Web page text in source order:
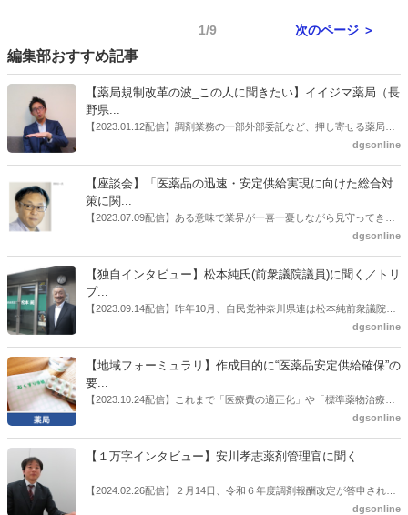
1/9 次のページ ＞
編集部おすすめ記事
【薬局規制改革の波_この人に聞きたい】イイジマ薬局（長
野県...
【2023.01.12配信】調剤業務の一部外部委託など、押し寄せる薬局業
界への規制改革の波。この規制改革の波を薬局業界はどう受け止めた
はないだろうか。本紙ではこうした問題について、厚労省「薬局薬剤
師の業務及び薬局の機能に関するワーキンググループ」に参考人とし
ても出席していたイイジマ薬局（長野県上田市）開設者である飯島裕
dgsonline
【座談会】「医薬品の迅速・安定供給実現に向けた総合対
策に関...
【2023.07.09配信】ある意味で業界が一喜一憂しながら見守ってきた
厚労省「医薬品の迅速・安定供給実現に向けた総合対策に関する有識
書がとりまとめられた。ドラビズon-lineでは検討会を総括する目的で
厚労省医政局医薬産業振興・医療情報企画課長（医薬産業振興・医療
情報企画課セルフケア・セルフメディケーション推進室長併任）安藤
公一氏や青山学院大学名誉教授の三村優美子氏、 日本保険薬局協会医
dgsonline
【独自インタビュー】松本純氏(前衆議院議員)に聞く／トリ
プ...
【2023.09.14配信】昨年10月、自民党神奈川県連は松本純前衆議院議
員を「自民党神奈川1区」（横浜市中区・磯子区・金沢区）の支部長
候補の前提となるもの。薬剤師に関わる政策に広く・深く関わってき
た同氏の復活に向けた薬剤師業界の期待には熱いものがある。不透明
感の払拭できない医療・介護・障害者サービスのトリプル改定等へ
の、薬剤師業界の強い危機感の裏返しといってもいいだろう。本稿で
dgsonline
【地域フォーミュラリ】作成目的に“医薬品安定供給確保”の
要...
【2023.10.24配信】これまで「医療費の適正化」や「標準薬物治療の
推進」などが目的とされることが多かった地域フォーミュラリの作
た。医薬品の安定供給確保だ。10月22日に開かれた「日本フォーミュ
飯田市）は、会員薬局から安定供給確保への強い要望があったことを
受け、安定供給確保が見込めるPPI３成分について銘柄を含めて選定
dgsonline
【１万字インタビュー】安川孝志薬剤管理官に聞く
【2024.02.26配信】２月14日、令和６年度調剤報酬改定が答申され
た。本紙では、厚生労働省保険局医療課・薬剤管理官の安川孝志氏
dgsonline